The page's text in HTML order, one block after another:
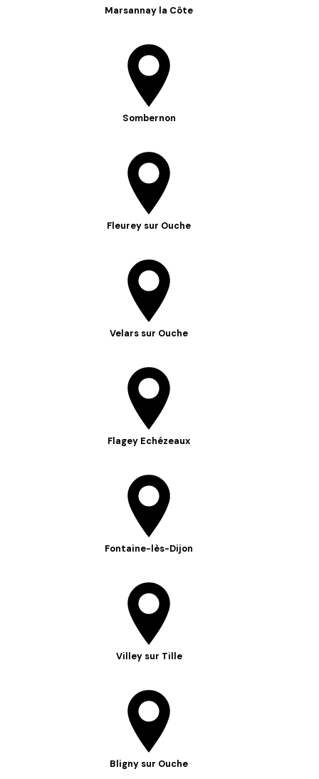
Marsannay la Côte
Sombernon
Fleurey sur Ouche
Velars sur Ouche
Flagey Echézeaux
Fontaine-lès-Dijon
Villey sur Tille
Bligny sur Ouche